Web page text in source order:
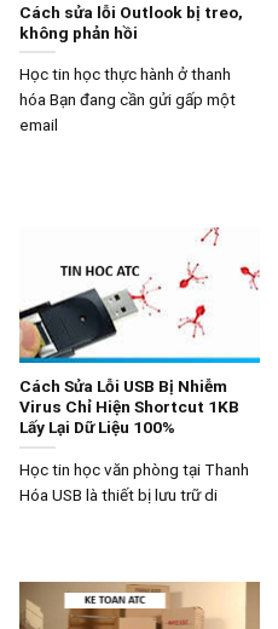
Cách sửa lỗi Outlook bị treo,
không phản hồi
Học tin học thực hành ở thanh
hóa Bạn đang cần gửi gấp một
email
Cách Sửa Lỗi USB Bị Nhiễm
Virus Chỉ Hiện Shortcut 1KB
Lấy Lại Dữ Liệu 100%
Học tin học văn phòng tại Thanh
Hóa USB là thiết bị lưu trữ di